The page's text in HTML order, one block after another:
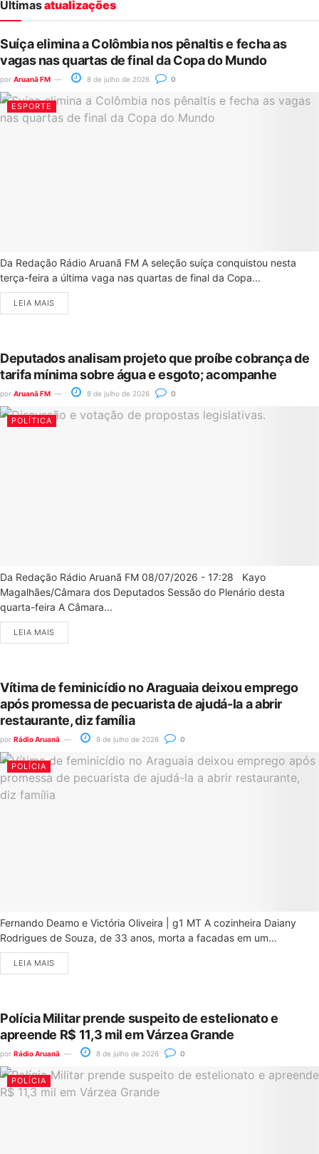
Últimasatualizações
Suíça elimina a Colômbia nos pênaltis e fecha as
vagas nas quartas de final da Copa do Mundo
por Aruanã FM 8 de julho de 2026 0
ESPORTE
Da Redação Rádio Aruanã FM A seleção suíça conquistou nesta
terça-feira a última vaga nas quartas de final da Copa...
LEIA MAIS
Deputados analisam projeto que proíbe cobrança de
tarifa mínima sobre água e esgoto; acompanhe
por Aruanã FM 8 de julho de 2026 0
POLÍTICA
Da Redação Rádio Aruanã FM 08/07/2026 - 17:28 Kayo
Magalhães/Câmara dos Deputados Sessão do Plenário desta
quarta-feira A Câmara...
LEIA MAIS
Vítima de feminicídio no Araguaia deixou emprego
após promessa de pecuarista de ajudá-la a abrir
restaurante, diz família
por Rádio Aruanã 8 de julho de 2026 0
POLÍCIA
Fernando Deamo e Victória Oliveira | g1 MT A cozinheira Daiany
Rodrigues de Souza, de 33 anos, morta a facadas em um...
LEIA MAIS
Polícia Militar prende suspeito de estelionato e
apreende R$ 11,3 mil em Várzea Grande
por Rádio Aruanã 8 de julho de 2026 0
POLÍCIA